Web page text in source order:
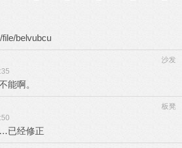
file/belvubcu
沙发
能啊。
板凳
已经修正